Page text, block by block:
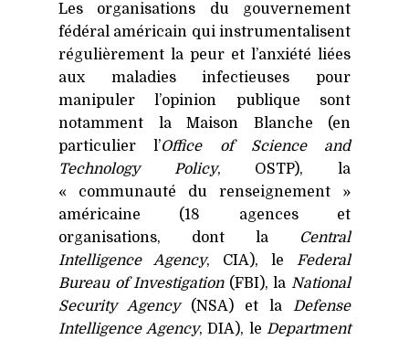
Les organisations du gouvernement
fédéral américain qui instrumentalisent
régulièrement la peur et l’anxiété liées
aux maladies infectieuses pour
manipuler l’opinion publique sont
notamment la Maison Blanche (en
particulier l’Office of Science and
Technology Policy, OSTP), la
« communauté du renseignement »
américaine (18 agences et
organisations, dont la
Central
Intelligence Agency, CIA), le Federal
Bureau of Investigation(FBI), laNational
Security Agency(NSA) et la Defense
Intelligence Agency, DIA), le Department